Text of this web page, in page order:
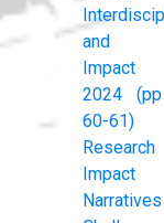
and
Impact
2024 (pp
60-61)
Research
Impact
Narratives